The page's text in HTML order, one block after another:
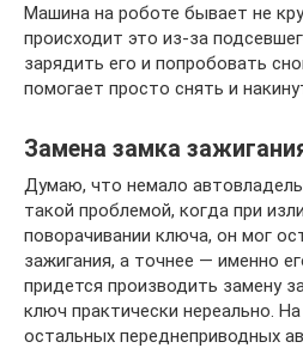
Машина на роботе бывает не
происходит это из-за
зарядить его и попробовать
помогает просто снять и
Замена замка
Думаю, что немало
такой проблемой, когда при
поворачивании ключа, он мог
зажигания, а точнее — именно
придется производить замену
ключ практически нереально. На
остальных переднеприводных